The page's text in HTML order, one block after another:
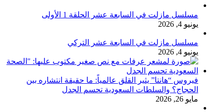
مسلسل مازلت في السابعة عشر الحلقة 1 الأولى
يونيو 4, 2026
مسلسل مازلت في السابعة عشر التركي
يونيو 4, 2026
فيروس “هانتا” يثير القلق عالمياً: ما حقيقة انتشاره بين
الحجاج؟ والسلطات السعودية تحسم الجدل
مايو 26, 2026